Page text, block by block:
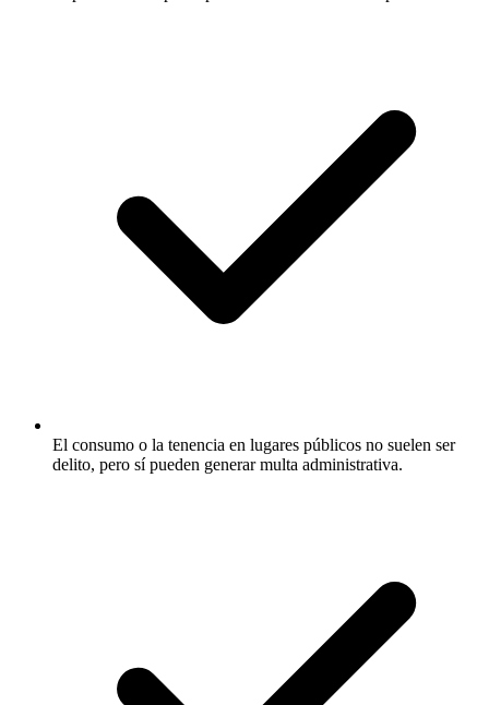
El consumo o la tenencia en lugares públicos no suelen ser
delito, pero sí pueden generar multa administrativa.